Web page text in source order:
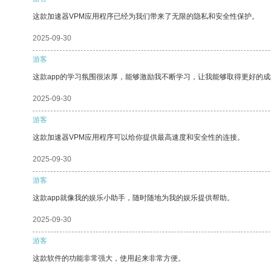
这款加速器VPM应用程序已经为我们带来了无限的隐私和安全性保护。
2025-09-30
游客
这款app的学习氛围很浓厚，能够激励我不断学习，让我能够取得更好的
2025-09-30
游客
这款加速器VPM应用程序可以给你提供最高速度和安全性的连接。
2025-09-30
游客
这款app就像我的娱乐小助手，随时随地为我的娱乐提供帮助。
2025-09-30
游客
这款软件的功能非常强大，使用起来非常方便。